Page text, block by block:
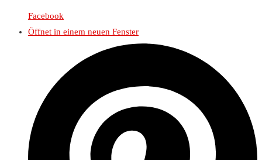
Facebook
Öffnet in einem neuen Fenster